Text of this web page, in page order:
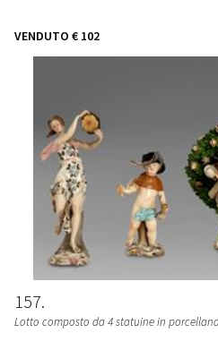
VENDUTO € 102
157
Lotto composto da 4 statuine in